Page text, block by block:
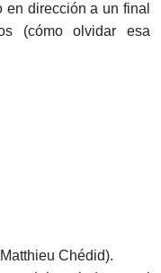
dirección a un final
(cómo olvidar esa
Chédid).